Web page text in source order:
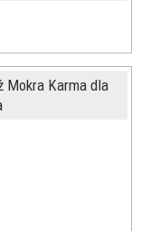
Mokra Karma dla